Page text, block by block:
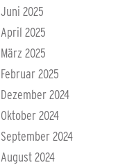
Juni 2025
April 2025
März 2025
Februar 2025
Dezember 2024
Oktober 2024
September 2024
August 2024